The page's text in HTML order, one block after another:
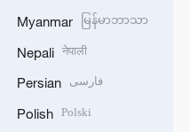
Myanmar မြန်မာဘာသာ
Nepali नेपाली
Persian فارسی
Polish Polski